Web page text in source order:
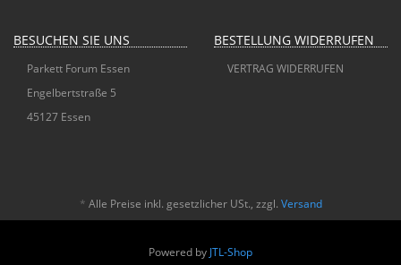
BESUCHEN SIE UNS
Parkett Forum Essen
Engelbertstraße 5
45127 Essen
BESTELLUNG WIDERRUFEN
VERTRAG WIDERRUFEN
* Alle Preise inkl. gesetzlicher USt., zzgl. Versand
Powered by JTL-Shop